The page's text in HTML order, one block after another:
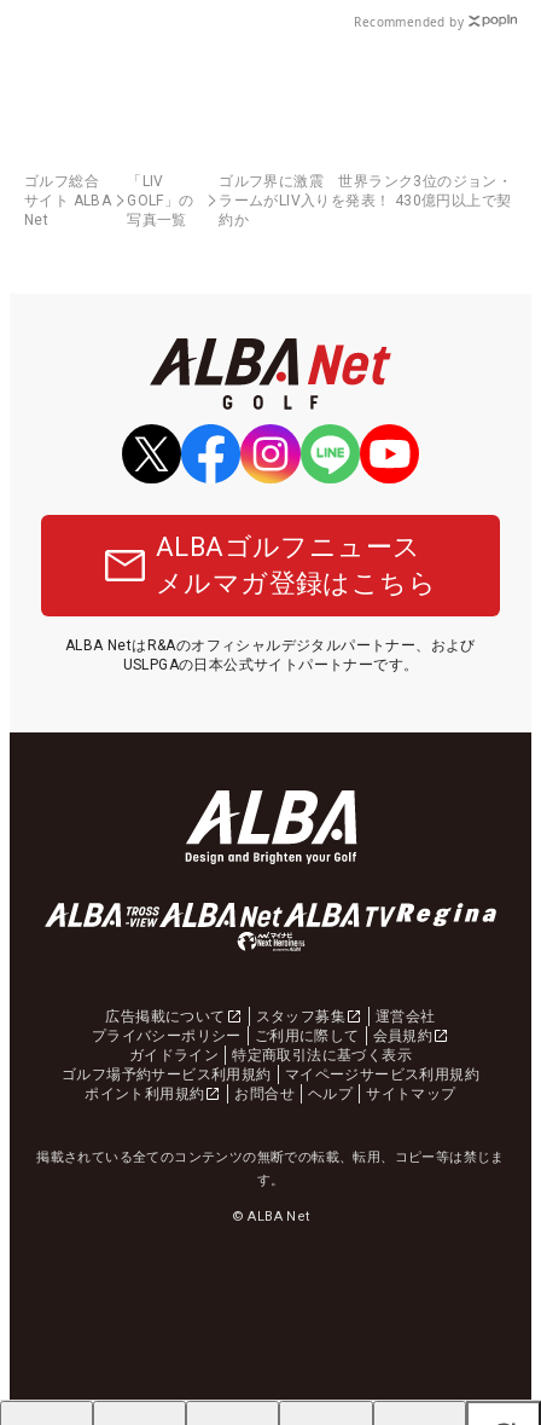
Recommended by
ゴルフ総合
サイト ALBA
Net
「LIV
GOLF」の
写真一覧
ゴルフ界に激震 世界ランク3位のジョン・
ラームがLIV入りを発表！ 430億円以上で契
約か
ALBAゴルフニュース
メルマガ登録はこちら
ALBA NetはR&Aのオフィシャルデジタルパートナー、および
USLPGAの日本公式サイトパートナーです。
広告掲載について スタッフ募集
運営会社
プライバシーポリシー
ご利用に際して
会員規約
ガイドライン
特定商取引法に基づく表示
ゴルフ場予約サービス利用規約
マイページサービス利用規約
ポイント利用規約
お問合せ ヘルプ サイトマップ
掲載されている全てのコンテンツの無断での転載、転用、コピー等は禁じま
す。
© ALBA Net